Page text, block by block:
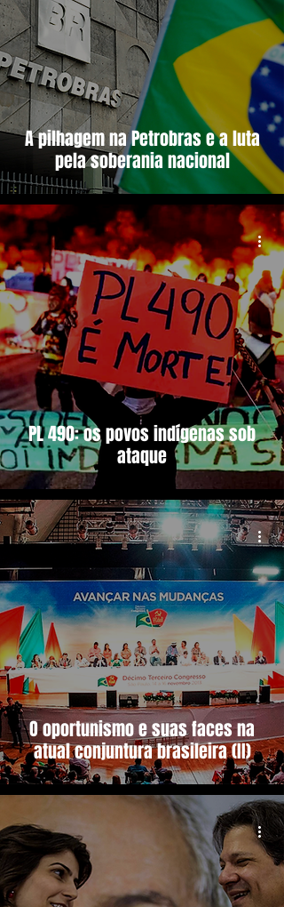
A pilhagem na Petrobras e a luta
pela soberania nacional
PL 490: os povos indígenas sob
ataque
O oportunismo e suas faces na
atual conjuntura brasileira (II)